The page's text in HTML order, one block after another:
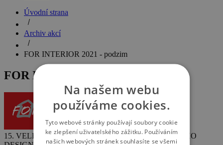
Úvodní strana
Archiv akcí
FOR INTERIOR 2021 - podzim
FOR INTERIOR 2021 - podzim
15. VELETRH NÁBYTKU, INTERIÉRŮ A BYTOVÉHO
Na našem webu
používáme cookies.
Tyto webové stránky používají soubory cookie
ke zlepšení uživatelského zážitku. Používáním
našich webových stránek souhlasíte se všemi